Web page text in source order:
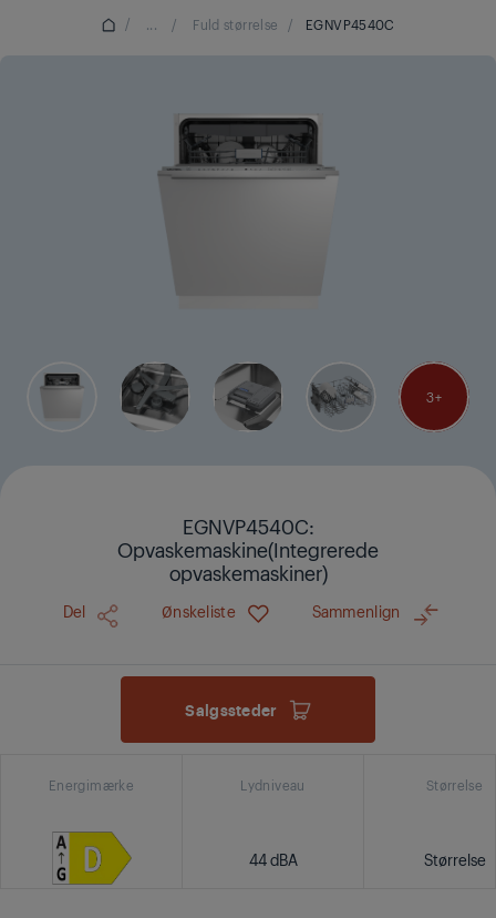
/ ... / Fuld størrelse / EGNVP4540C
3
EGNVP4540C:
Opvaskemaskine(Integrerede
opvaskemaskiner)
Del Ønskeliste Sammenlign
Salgssteder
Energimærke Lydniveau
44 dBA
Størrelse
Størrelse